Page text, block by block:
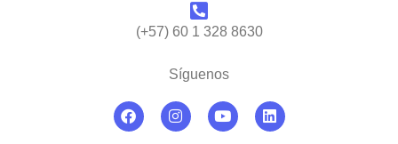
(+57) 60 1 328 8630
Síguenos
F
a
I
n
Y
o
L
i